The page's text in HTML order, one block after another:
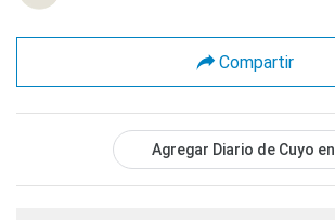
Compartir
Agregar Diario de Cuyo en